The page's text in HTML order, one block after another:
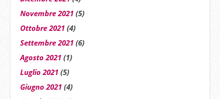
Novembre 2021 (5)
Ottobre 2021 (4)
Settembre 2021 (6)
Agosto 2021 (1)
Luglio 2021 (5)
Giugno 2021 (4)